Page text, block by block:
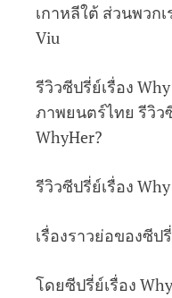
เกาหลีใต้ ส่วนพวก
Viu
รีวิวซีปรี่ย์เรื่อง
ภาพยนตร์ไทย รีวิว
WhyHer?
รีวิวซีปรี่ย์เรื่อง
เรื่องราวย่อของซีป
โดยซีปรี่ย์เรื่อง